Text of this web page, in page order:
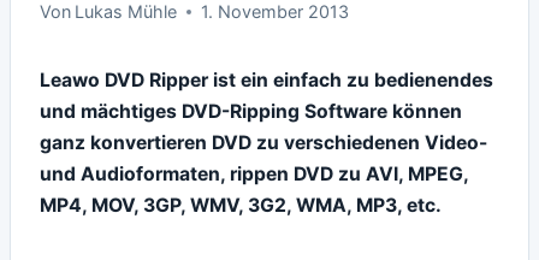
Von Lukas Mühle 1. November 2013
Leawo DVD Ripper ist ein einfach zu bedienendes
und mächtiges DVD-Ripping Software können
ganz konvertieren DVD zu verschiedenen Video-
und Audioformaten, rippen DVD zu AVI, MPEG,
MP4, MOV, 3GP, WMV, 3G2, WMA, MP3, etc.